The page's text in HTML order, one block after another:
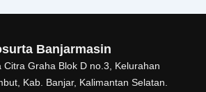
Banjarmasin
Citra Graha Blok D no.3, Kelurahan
Kab. Banjar, Kalimantan Selatan.